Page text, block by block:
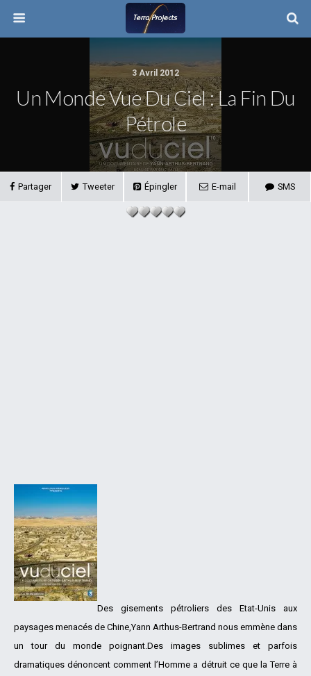
3 Avril 2012
Un Monde Vue Du Ciel : La Fin Du
Pétrole
Partager Tweeter Épingler E-mail SMS
Des gisements pétroliers des Etat-Unis aux
paysages menacés de Chine,Yann Arthus-Bertrand nous emmène dans
un tour du monde poignant.Des images sublimes et parfois
dramatiques dénoncent comment l’Homme a détruit ce que la Terre à